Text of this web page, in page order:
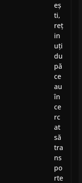
eș
ti,
reț
in
uți
du
pă
ce
au
în
ce
rc
at
să
tra
ns
po
rte